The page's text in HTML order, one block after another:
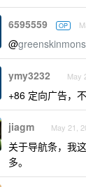
6595559 OP
@
ymy3232 May
+86 定向广告，
jiagm May 21,
关于导航条，我
多。